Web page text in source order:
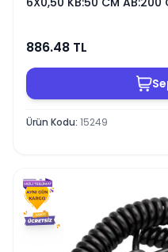
886.48 TL
Ürün Kodu: 15249